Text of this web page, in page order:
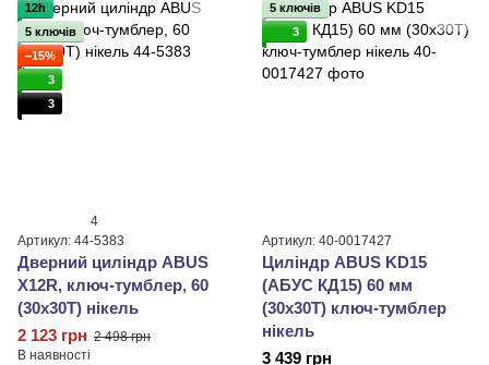
12h
5 ключів
−15%
3
3
4
Артикул: 44-5383
Дверний циліндр ABUS
X12R, ключ-тумблер, 60
(30х30T) нікель
2 123 грн 2 498 грн
В наявності
5 ключів
3
Артикул: 40-0017427
Циліндр ABUS KD15
(АБУС КД15) 60 мм
(30x30Т) ключ-тумблер
нікель
3 439 грн